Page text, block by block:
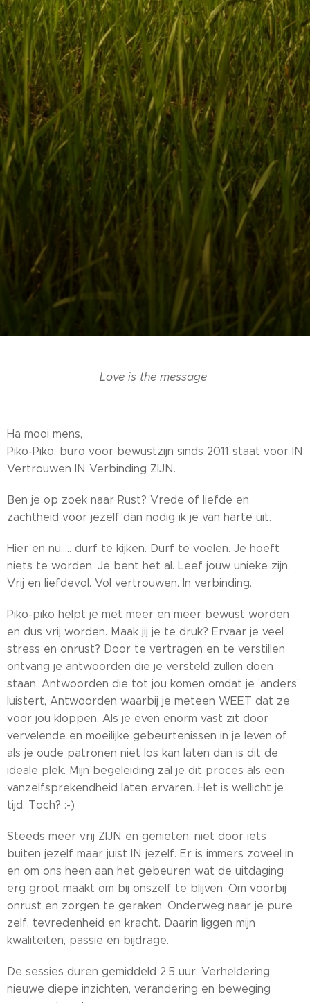
Love is the message
Ha mooi mens,
Piko-Piko, buro voor bewustzijn sinds 2011 staat voor IN
Vertrouwen IN Verbinding ZIJN.
Ben je op zoek naar Rust? Vrede of liefde en
zachtheid voor jezelf dan nodig ik je van harte uit.
Hier en nu..... durf te kijken. Durf te voelen. Je hoeft
niets te worden. Je bent het al. Leef jouw unieke zijn.
Vrij en liefdevol. Vol vertrouwen. In verbinding.
Piko-piko helpt je met meer en meer bewust worden
en dus vrij worden. Maak jij je te druk? Ervaar je veel
stress en onrust? Door te vertragen en te verstillen
ontvang je antwoorden die je versteld zullen doen
staan. Antwoorden die tot jou komen omdat je 'anders'
luistert, Antwoorden waarbij je meteen WEET dat ze
voor jou kloppen. Als je even enorm vast zit door
vervelende en moeilijke gebeurtenissen in je leven of
als je oude patronen niet los kan laten dan is dit de
ideale plek. Mijn begeleiding zal je dit proces als een
vanzelfsprekendheid laten ervaren. Het is wellicht je
tijd. Toch? :-)
Steeds meer vrij ZIJN en genieten, niet door iets
buiten jezelf maar juist IN jezelf. Er is immers zoveel in
en om ons heen aan het gebeuren wat de uitdaging
erg groot maakt om bij onszelf te blijven. Om voorbij
onrust en zorgen te geraken. Onderweg naar je pure
zelf, tevredenheid en kracht. Daarin liggen mijn
kwaliteiten, passie en bijdrage.
De sessies duren gemiddeld 2,5 uur. Verheldering,
nieuwe diepe inzichten, verandering en beweging